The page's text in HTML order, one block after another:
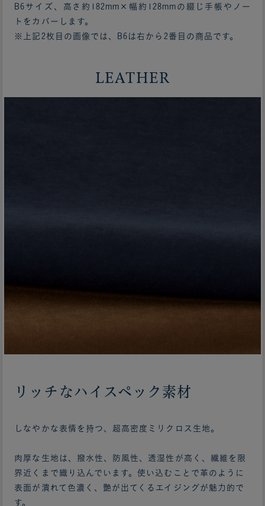
B6サイズ、高さ約182mm×幅約128mmの綴じ手帳やノー
トをカバーします。
※上記2枚目の画像では、B6は右から2番目の商品です。
LEATHER
リッチなハイスペック素材
しなやかな表情を持つ、超高密度ミリクロス生地。
肉厚な生地は、撥水性、防風性、透湿性が高く、繊維を限
界近くまで織り込んでいます。使い込むことで革のように
表面が潰れて色濃く、艶が出てくるエイジングが魅力的で
す。